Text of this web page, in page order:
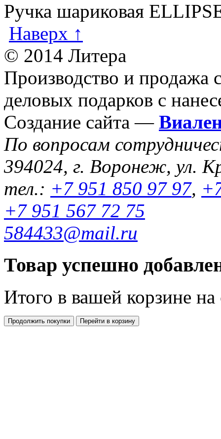
Ручка шариковая
Наверх ↑
© 2014 Литера
Производство и продажа
деловых подарков с
Создание сайта —
По вопросам
394024, г. Воронеж, ул.
тел.: +7 951 850 97 97,
+7 951 567 72 75
584433@mail.ru
Товар успешно
Итого в вашей корзине
Продолжить покупки Перейти в корзину